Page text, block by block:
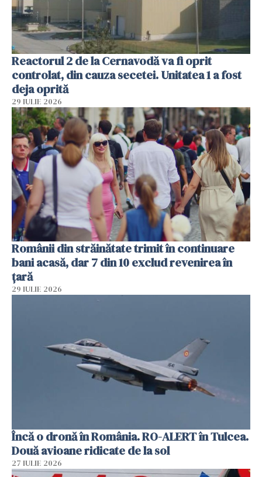
Reactorul 2 de la Cernavodă va fi oprit
controlat, din cauza secetei. Unitatea 1 a fost
deja oprită
29 IULIE 2026
Românii din străinătate trimit în continuare
bani acasă, dar 7 din 10 exclud revenirea în
țară
29 IULIE 2026
Încă o dronă în România. RO-ALERT în Tulcea.
Două avioane ridicate de la sol
27 IULIE 2026